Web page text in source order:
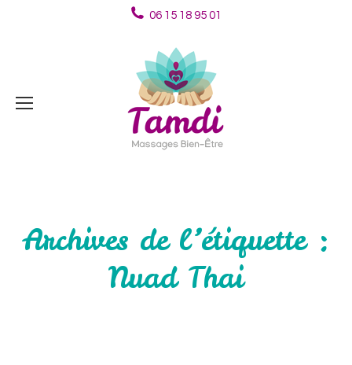
06 15 18 95 01
Archives de l’étiquette :
Nuad Thai